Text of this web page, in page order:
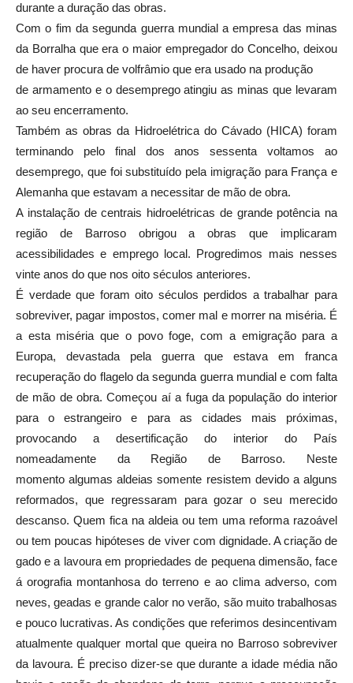
durante a duração das obras.
Com o fim da segunda guerra mundial a empresa das minas
da Borralha que era o maior empregador do Concelho, deixou
de haver procura de volfrâmio que era usado na produção
de armamento e o desemprego atingiu as minas que levaram
ao seu encerramento.
Também as obras da Hidroelétrica do Cávado (HICA) foram
terminando pelo final dos anos sessenta voltamos ao
desemprego, que foi substituído pela imigração para França e
Alemanha que estavam a necessitar de mão de obra.
A instalação de centrais hidroelétricas de grande potência na
região de Barroso obrigou a obras que implicaram
acessibilidades e emprego local. Progredimos mais nesses
vinte anos do que nos oito séculos anteriores.
É verdade que foram oito séculos perdidos a trabalhar para
sobreviver, pagar impostos, comer mal e morrer na miséria. É
a esta miséria que o povo foge, com a emigração para a
Europa, devastada pela guerra que estava em franca
recuperação do flagelo da segunda guerra mundial e com falta
de mão de obra. Começou aí a fuga da população do interior
para o estrangeiro e para as cidades mais próximas,
provocando a desertificação do interior do País
nomeadamente da Região de Barroso. Neste
momento algumas aldeias somente resistem devido a alguns
reformados, que regressaram para gozar o seu merecido
descanso. Quem fica na aldeia ou tem uma reforma razoável
ou tem poucas hipóteses de viver com dignidade. A criação de
gado e a lavoura em propriedades de pequena dimensão, face
á orografia montanhosa do terreno e ao clima adverso, com
neves, geadas e grande calor no verão, são muito trabalhosas
e pouco lucrativas. As condições que referimos desincentivam
atualmente qualquer mortal que queira no Barroso sobreviver
da lavoura. É preciso dizer-se que durante a idade média não